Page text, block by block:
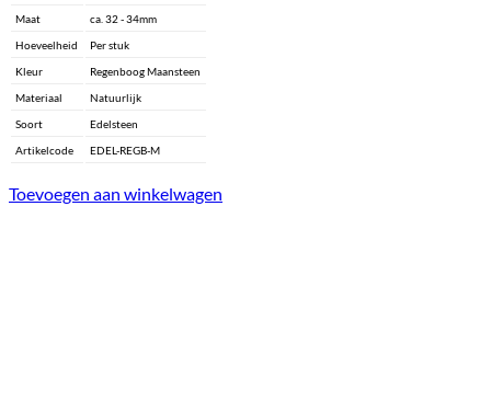
Maat
ca. 32 - 34mm
Hoeveelheid
Per stuk
Kleur
Regenboog Maansteen
Materiaal
Natuurlijk
Soort
Edelsteen
Artikelcode
EDEL-REGB-M
Toevoegen aan winkelwagen